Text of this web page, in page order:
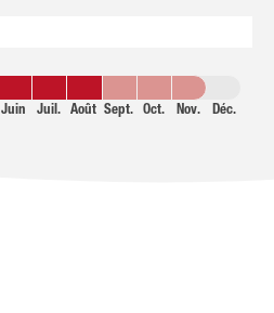
Juin Juil. Août Sept. Oct. Nov. Déc.